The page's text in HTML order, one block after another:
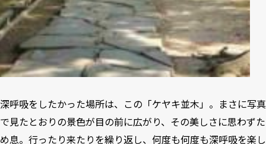
深呼吸をしたかった場所は、この「ケヤキ並木」。まさに写真
で見たとおりの景色が目の前に広がり、その美しさに思わずた
め息。行ったり来たりを繰り返し、何度も何度も深呼吸を楽し